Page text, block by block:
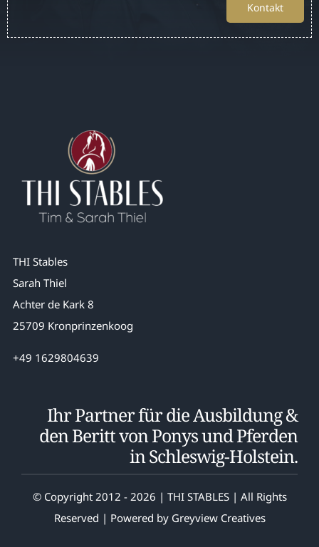
Kontakt
THI Stables
Sarah Thiel
Achter de Kark 8
25709 Kronprinzenkoog
+49 1629804639
Ihr Partner für die Ausbildung &
den Beritt von Ponys und Pferden
in Schleswig-Holstein.
© Copyright 2012 - 2026 | THI STABLES | All Rights
Reserved | Powered by Greyview Creatives